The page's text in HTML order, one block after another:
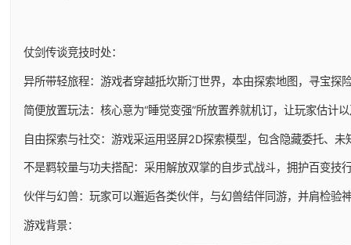
仗剑传谈竞技时处：
异所带轻旅程：游戏者穿越抵坎斯汀世界，本由探索地图，寻宝探
简便放置玩法：核心意为“睡觉变强”所放置养就机订，让玩家估计
自由探索与社交：游戏采运用竖屏2D探索模型，包含隐藏委托、
不是羁较量与功夫搭配：采用解放双掌的自步式战斗，拥护百变技
伙伴与幻兽：玩家可以邂逅各类伙伴，与幻兽结伴同游，并肩检验
游戏背景：